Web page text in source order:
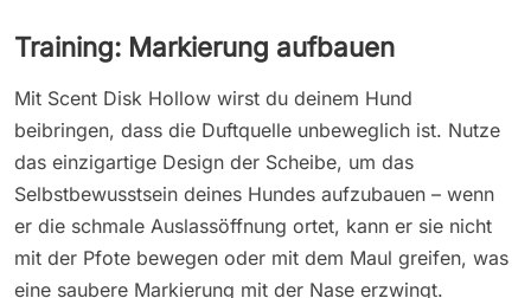
Training: Markierung aufbauen
Mit Scent Disk Hollow wirst du deinem Hund
beibringen, dass die Duftquelle unbeweglich ist. Nutze
das einzigartige Design der Scheibe, um das
Selbstbewusstsein deines Hundes aufzubauen – wenn
er die schmale Auslassöffnung ortet, kann er sie nicht
mit der Pfote bewegen oder mit dem Maul greifen, was
eine saubere Markierung mit der Nase erzwingt.